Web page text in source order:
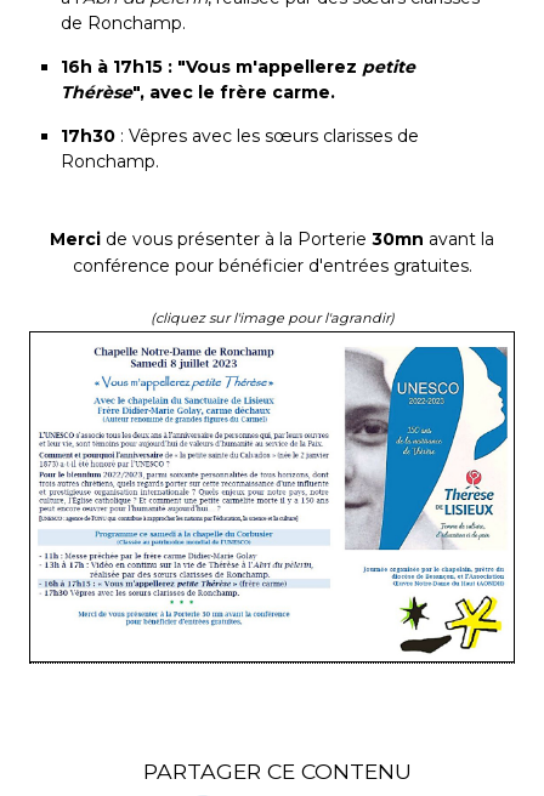
de Ronchamp.
16h à 17h15 : "Vous m'appellerez petite
Thérèse", avec le frère carme.
17h30 : Vêpres avec les sœurs clarisses de
Ronchamp.
Merci de vous présenter à la Porterie 30mn avant la
conférence pour bénéficier d'entrées gratuites.
(cliquez sur l'image pour l'agrandir)
PARTAGER CE CONTENU